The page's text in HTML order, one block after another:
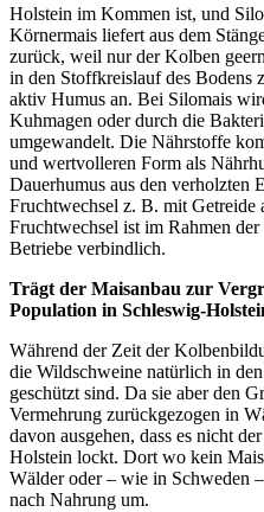
Holstein im Kommen ist, und
Körnermais liefert aus dem
zurück, weil nur der Kolben
in den Stoffkreislauf des Bodens
aktiv Humus an. Bei Silomais
Kuhmagen oder durch die
umgewandelt. Die Nährstoffe
und wertvolleren Form als
Dauerhumus aus den verholzten
Fruchtwechsel z. B. mit Getreide
Fruchtwechsel ist im Rahmen
Betriebe verbindlich.
Trägt der Maisanbau zur
Population in Schleswig-
Während der Zeit der
die Wildschweine natürlich in
geschützt sind. Da sie aber den
Vermehrung zurückgezogen in
davon ausgehen, dass es nicht
Holstein lockt. Dort wo kein
Wälder oder – wie in Schweden
nach Nahrung um.